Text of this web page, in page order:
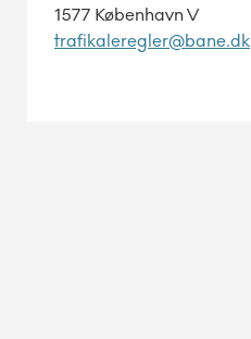
1577 København V
trafikaleregler@bane.dk